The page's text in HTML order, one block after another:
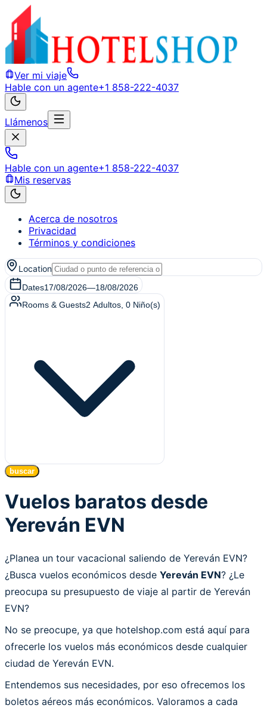
Ver mi viaje
Hable con un agente+1 858-222-4037
Llámenos
Hable con un agente+1 858-222-4037
Mis reservas
Acerca de nosotros
Privacidad
Términos y condiciones
Location
Dates17/08/2026—18/08/2026
Rooms & Guests2 Adultos 0 Niño(s)
buscar
Vuelos baratos desde
Yereván EVN
¿Planea un tour vacacional saliendo de Yereván EVN?
¿Busca vuelos económicos desde Yereván EVN? ¿Le
preocupa su presupuesto de viaje al partir de Yereván
EVN?
No se preocupe, ya que hotelshop.com está aquí para
ofrecerle los vuelos más económicos desde cualquier
ciudad de Yereván EVN.
Entendemos sus necesidades, por eso ofrecemos los
boletos aéreos más económicos. Valoramos a cada